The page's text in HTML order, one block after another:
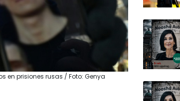
en prisiones rusas / Foto: Genya